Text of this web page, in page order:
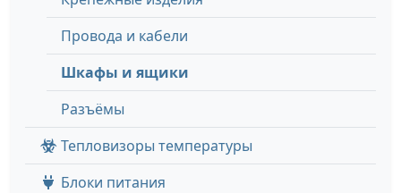
Провода и кабели
Шкафы и ящики
Разъёмы
Тепловизоры температуры
Блоки питания